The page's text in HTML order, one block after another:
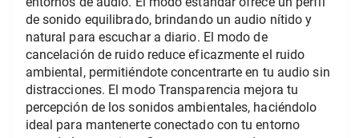
de sonido equilibrado, brindando un audio nítido y
natural para escuchar a diario. El modo de
cancelación de ruido reduce eficazmente el ruido
ambiental, permitiéndote concentrarte en tu audio sin
distracciones. El modo Transparencia mejora tu
percepción de los sonidos ambientales, haciéndolo
ideal para mantenerte conectado con tu entorno